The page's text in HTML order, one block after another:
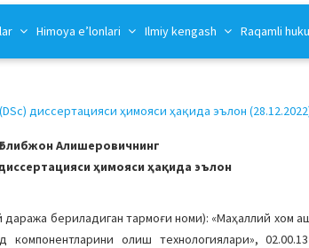
Himoya e’lonlari Ilmiy kengash Raqamli
диссертацияси ҳимояси ҳақида эълон
Алишеровичнинг
ҳимояси ҳақида эълон
бериладиган тармоғи номи): «Маҳаллий хом
олиш технологиялари»,